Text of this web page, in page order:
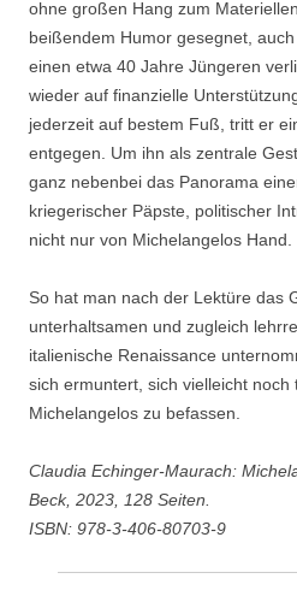
ohne großen Hang zum
beißendem Humor gesegnet,
einen etwa 40 Jahre Jüngeren
wieder auf finanzielle
jederzeit auf bestem Fuß, tritt er
entgegen. Um ihn als zentrale
ganz nebenbei das Panorama
kriegerischer Päpste, politischer
nicht nur von Michelangelos Hand.
So hat man nach der Lektüre das
unterhaltsamen und zugleich
italienische Renaissance
sich ermuntert, sich vielleicht
Michelangelos zu befassen.
Claudia Echinger-Maurach:
Beck, 2023, 128 Seiten.
ISBN: 978-3-406-80703-9